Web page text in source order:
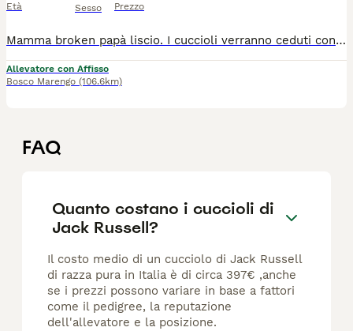
Età Sesso Prezzo
Mamma broken papà liscio. I cuccioli verranno ceduti con pedigree, chip, sverminati e vaccinati. Alleviamo jack russell dal 2020, il nostro obiettivo è di affidare un futuro compagno di vita perfetto per stare con il proprio padrone in casa e poi divertirsi insieme all'area aperta.
Allevatore con Affisso
Bosco Marengo (106.6km)
FAQ
Quanto costano i cuccioli di
Jack Russell?
Il costo medio di un cucciolo di Jack Russell
di razza pura in Italia è di circa 397€ ,anche
se i prezzi possono variare in base a fattori
come il pedigree, la reputazione
dell'allevatore e la posizione.